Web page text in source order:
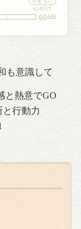
も意識して
と熱意でGO
と行動力